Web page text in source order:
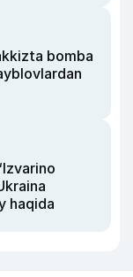
bomba
haqida